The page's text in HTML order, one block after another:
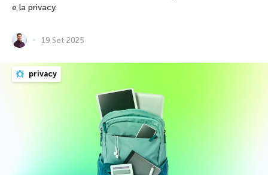
e la privacy.
19 Set 2025
privacy